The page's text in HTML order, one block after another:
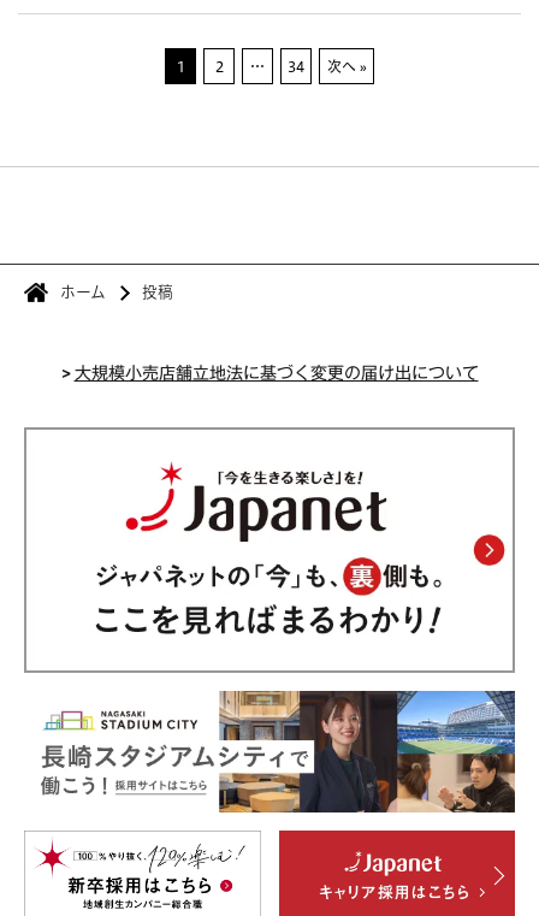
1 2 … 34 次へ »
ホーム 投稿
>大規模小売店舗立地法に基づく変更の届け出について